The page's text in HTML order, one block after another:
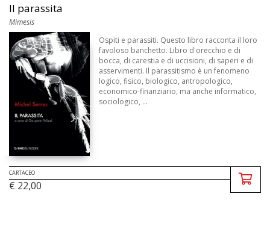
Il parassita
Mimesis
Ospiti e parassiti. Questo libro racconta il loro
favoloso banchetto. Libro d'orecchio e di
bocca, di carestia e di uccisioni, di saperi e di
asservimenti. Il parassitismo è un fenomeno
logico, fisico, biologico, antropologico,
economico-finanziario, ma anche informatico,
sociologico, ...
CARTACEO
€ 22,00